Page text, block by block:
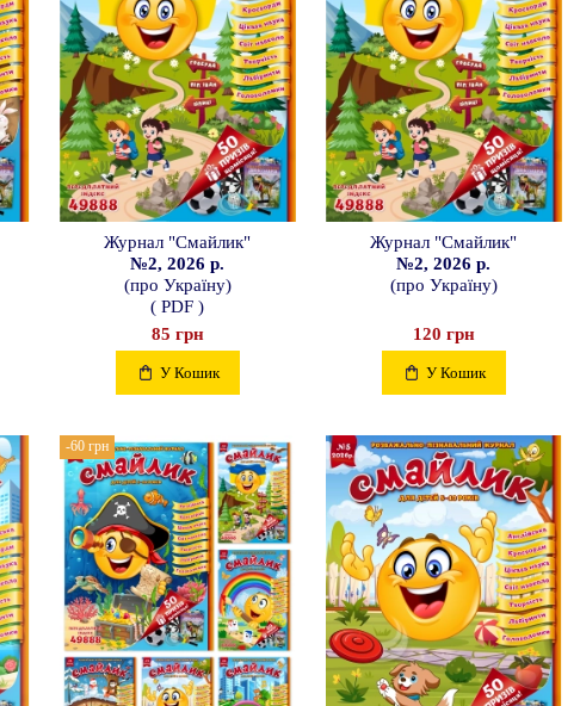
Журнал "Смайлик"
№2, 2026 р.
(про Україну)
( PDF )
85 грн
У Кошик
Журнал "Смайлик"
№2, 2026 р.
(про Україну)
120 грн
У Кошик
-60 грн